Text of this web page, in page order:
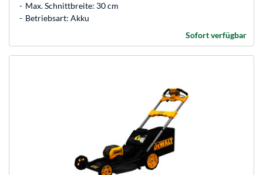
Max. Schnittbreite: 30 cm
Betriebsart: Akku
Sofort verfügbar